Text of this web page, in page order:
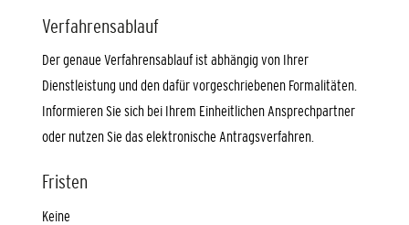
Verfahrensablauf
Der genaue Verfahrensablauf ist abhängig von Ihrer
Dienstleistung und den dafür vorgeschriebenen Formalitäten.
Informieren Sie sich bei Ihrem Einheitlichen Ansprechpartner
oder nutzen Sie das elektronische Antragsverfahren.
Fristen
Keine